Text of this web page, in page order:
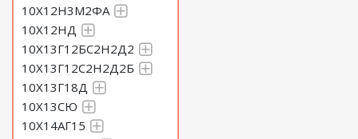
10Х12Н3М2ФА
10Х12НД
10Х13Г12БС2Н2Д2
10Х13Г12С2Н2Д2Б
10Х13Г18Д
10Х13СЮ
10Х14АГ15